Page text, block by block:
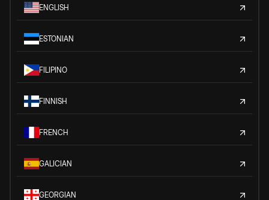
ENGLISH
ESTONIAN
FILIPINO
FINNISH
FRENCH
GALICIAN
GEORGIAN